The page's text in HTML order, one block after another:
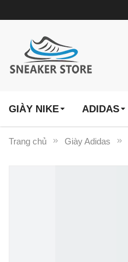
GIÀY NIKE ADIDAS
Trang chủ Giày Adidas